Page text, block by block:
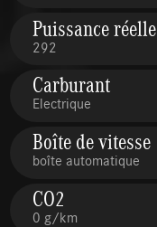
Puissance
292
Carburant
Electrique
Boîte de vitesse
boîte automatique
CO2
0 g/km